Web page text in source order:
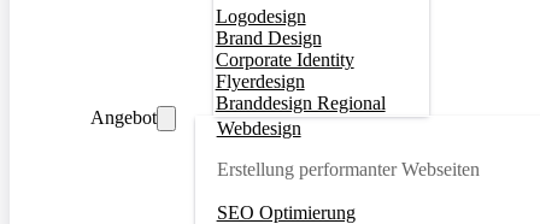
Logodesign
Brand Design
Corporate Identity
Flyerdesign
Branddesign Regional
Angebot
Webdesign
Erstellung performanter Webseiten
SEO Optimierung